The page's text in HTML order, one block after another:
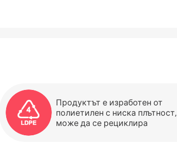
Продуктът е изработен от
полиетилен с ниска плътност,
може да се рециклира